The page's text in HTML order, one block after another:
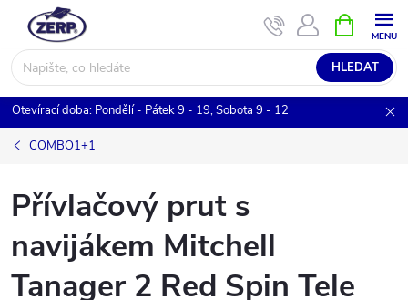
obsah
HLEDAT
NÁKUPNÍ
KOŠÍK
Otevírací doba: Pondělí - Pátek 9 - 19, Sobota 9 - 12
COMBO1+1
Přívlačový prut s
navijákem Mitchell
Tanager 2 Red Spin Tele